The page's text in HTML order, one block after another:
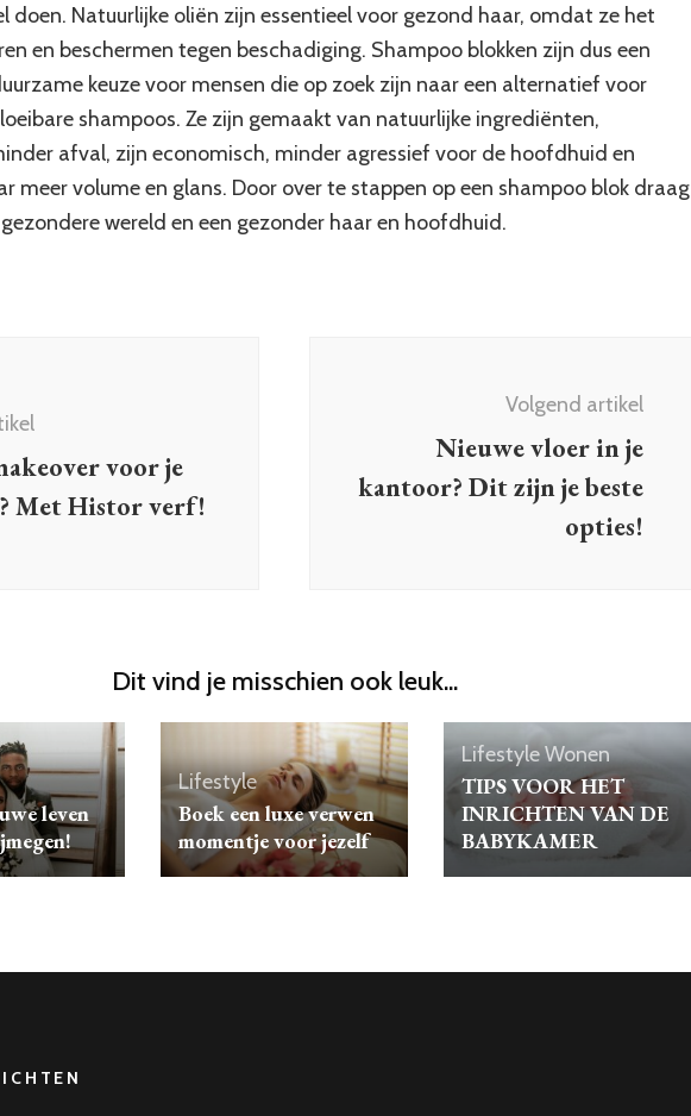
doen. Natuurlijke oliën zijn essentieel voor gezond haar, omdat ze het
en beschermen tegen beschadiging. Shampoo blokken zijn dus een
keuze voor mensen die op zoek zijn naar een alternatief voor
shampoos. Ze zijn gemaakt van natuurlijke ingrediënten,
afval, zijn economisch, minder agressief voor de hoofdhuid en
meer volume en glans. Door over te stappen op een shampoo blok draag
wereld en een gezonder haar en hoofdhuid.
voor je
Met Histor verf!
Volgend artikel
Nieuwe vloer in je
kantoor? Dit zijn je beste
opties!
Dit vind je misschien ook leuk...
leven
Lifestyle
Boek een luxe verwen
momentje voor jezelf
LifestyleWonen
TIPS VOOR HET
INRICHTEN VAN DE
BABYKAMER